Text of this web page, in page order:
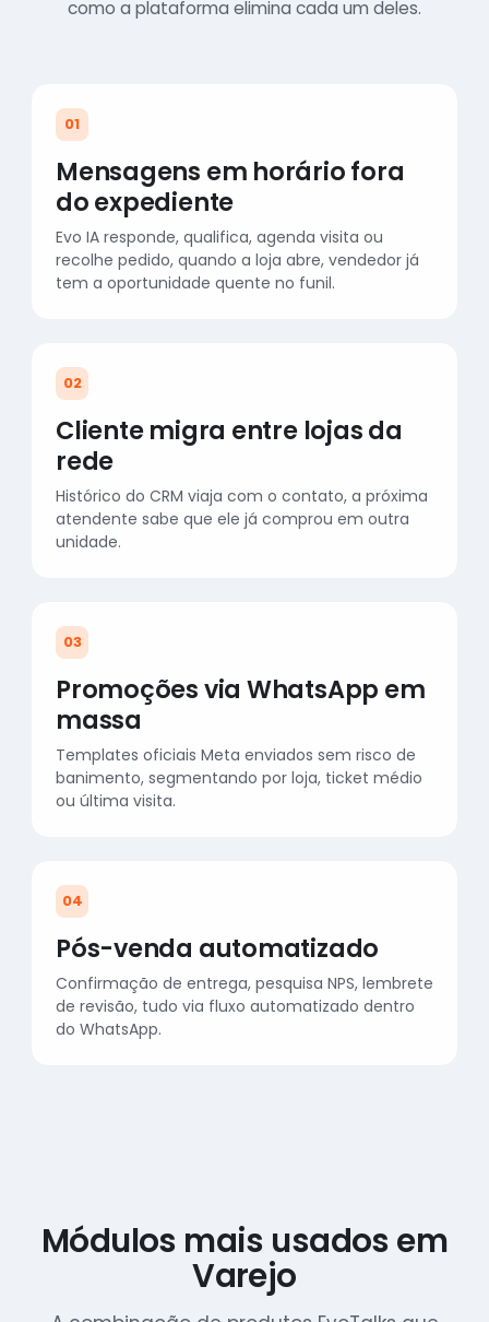
como a plataforma elimina cada um deles.
01
Mensagens em horário fora
do expediente
Evo IA responde, qualifica, agenda visita ou
recolhe pedido, quando a loja abre, vendedor já
tem a oportunidade quente no funil.
02
Cliente migra entre lojas da
rede
Histórico do CRM viaja com o contato, a próxima
atendente sabe que ele já comprou em outra
unidade.
03
Promoções via WhatsApp em
massa
Templates oficiais Meta enviados sem risco de
banimento, segmentando por loja, ticket médio
ou última visita.
04
Pós-venda automatizado
Confirmação de entrega, pesquisa NPS, lembrete
de revisão, tudo via fluxo automatizado dentro
do WhatsApp.
Módulos mais usados em
Varejo